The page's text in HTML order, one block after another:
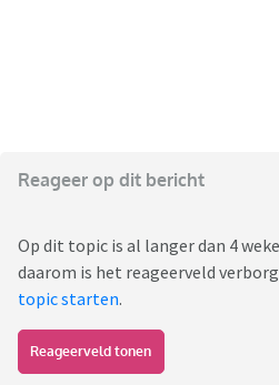
Reageer op dit bericht
Op dit topic is al langer dan 4
daarom is het reageerveld
topic starten.
Reageerveld tonen